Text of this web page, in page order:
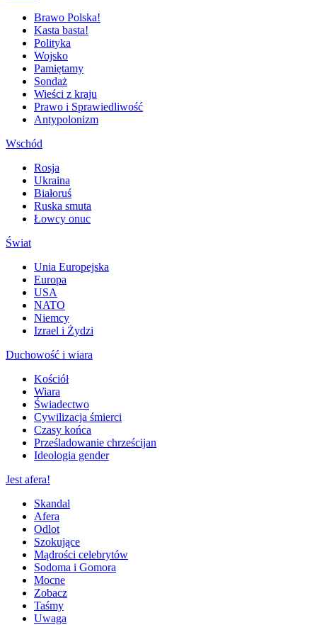
Brawo Polska!
Kasta basta!
Polityka
Wojsko
Pamiętamy
Sondaż
Wieści z kraju
Prawo i Sprawiedliwość
Antypolonizm
Wschód
Rosja
Ukraina
Białoruś
Ruska smuta
Łowcy onuc
Świat
Unia Europejska
Europa
USA
NATO
Niemcy
Izrael i Żydzi
Duchowość i wiara
Kościół
Wiara
Świadectwo
Cywilizacja śmierci
Czasy końca
Prześladowanie chrześcijan
Ideologia gender
Jest afera!
Skandal
Afera
Odlot
Szokujące
Mądrości celebrytów
Sodoma i Gomora
Mocne
Zobacz
Taśmy
Uwaga